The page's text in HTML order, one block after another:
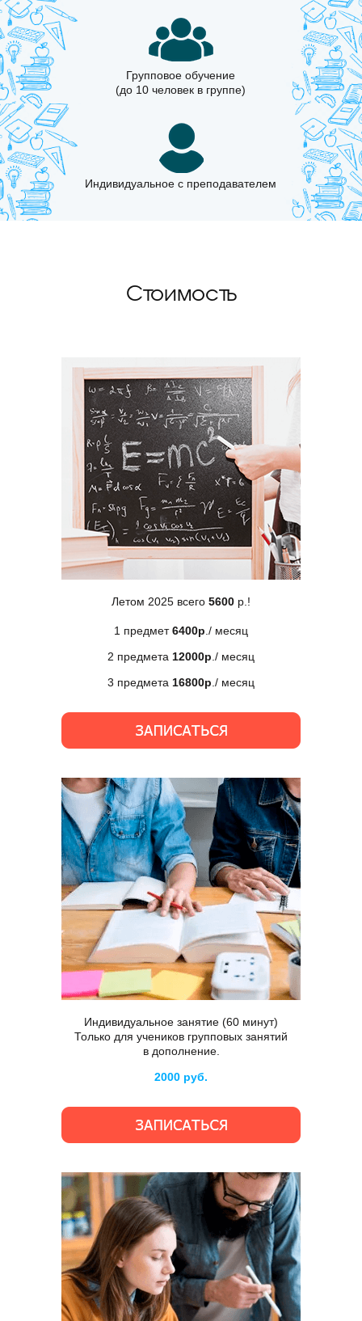
Групповое обучение
(до 10 человек в группе)
Индивидуальное с преподавателем
Стоимость
Летом 2025 всего 5600 р.!
1 предмет6400р ./ месяц
2 предмета 12000р ./ месяц
3 предмета 16800р ./ месяц
Индивидуальное занятие (60 минут)
Только для учеников групповых занятий
в дополнение.
2000 руб.